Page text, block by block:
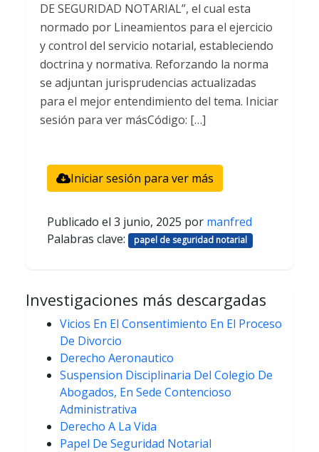
DE SEGURIDAD NOTARIAL”, el cual esta
normado por Lineamientos para el ejercicio
y control del servicio notarial, estableciendo
doctrina y normativa. Reforzando la norma
se adjuntan jurisprudencias actualizadas
para el mejor entendimiento del tema. Iniciar
sesión para ver másCódigo: […]
Iniciar sesión para ver más
Publicado el 3 junio, 2025 por manfred
Palabras clave:
papel de seguridad notarial
Investigaciones más descargadas
Vicios En El Consentimiento En El Proceso
De Divorcio
Derecho Aeronautico
Suspension Disciplinaria Del Colegio De
Abogados, En Sede Contencioso
Administrativa
Derecho A La Vida
Papel De Seguridad Notarial